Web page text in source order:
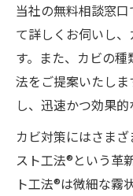
当社の無料相談窓
て詳しくお伺いし
す。また、カビの
法をご提案いたし
し、迅速かつ効果的
カビ対策にはさま
スト工法®という革
ト工法®は微細な霧